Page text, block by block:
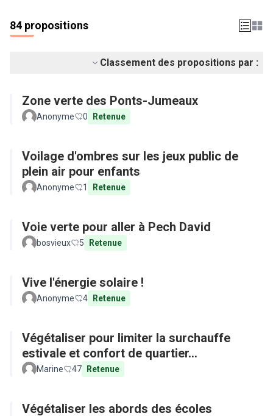
84 propositions
Classement des propositions par :
Zone verte des Ponts-Jumeaux
Anonyme 0 Retenue
Voilage d'ombres sur les jeux public de
plein air pour enfants
Anonyme 1 Retenue
Voie verte pour aller à Pech David
bosvieux 5 Retenue
Vive l'énergie solaire !
Anonyme 4 Retenue
Végétaliser pour limiter la surchauffe
estivale et confort de quartier...
Marine 47 Retenue
Végétaliser les abords des écoles